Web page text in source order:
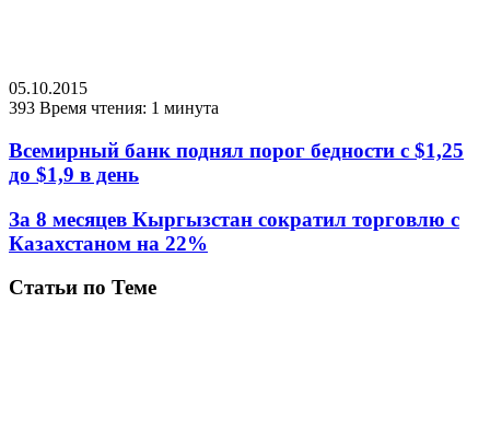
05.10.2015
393 Время чтения: 1 минута
Всемирный банк поднял порог бедности с $1,25
до $1,9 в день
За 8 месяцев Кыргызстан сократил торговлю с
Казахстаном на 22%
Статьи по Теме